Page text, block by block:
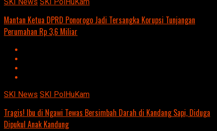
SKI News SKI PolHuKam
Mantan Ketua DPRD Ponorogo Jadi Tersangka Korupsi Tunjangan
Perumahan Rp 3,6 Miliar
SKI News SKI PolHuKam
Tragis! Ibu di Ngawi Tewas Bersimbah Darah di Kandang Sapi, Diduga
Dipukul Anak Kandung